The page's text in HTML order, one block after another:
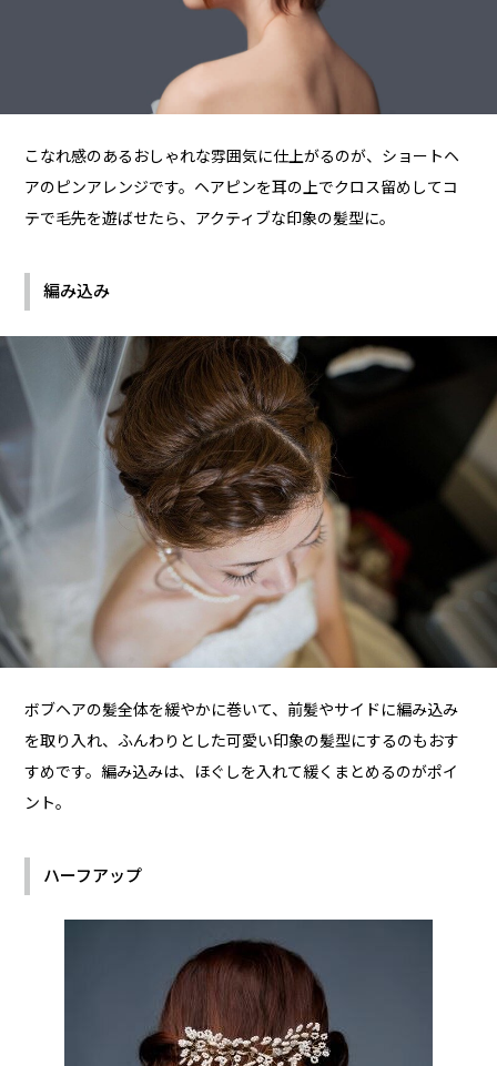
こなれ感のあるおしゃれな雰囲気に仕上がるのが、ショートヘ
アのピンアレンジです。ヘアピンを耳の上でクロス留めしてコ
テで毛先を遊ばせたら、アクティブな印象の髪型に。
編み込み
ボブヘアの髪全体を緩やかに巻いて、前髪やサイドに編み込み
を取り入れ、ふんわりとした可愛い印象の髪型にするのもおす
すめです。編み込みは、ほぐしを入れて緩くまとめるのがポイ
ント。
ハーフアップ